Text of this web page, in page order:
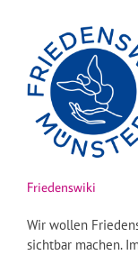
Friedenswiki
Wir wollen
sichtbar machen.